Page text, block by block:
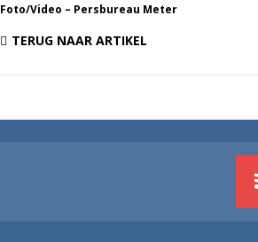
Foto/Video – Persbureau Meter
TERUG NAAR ARTIKEL